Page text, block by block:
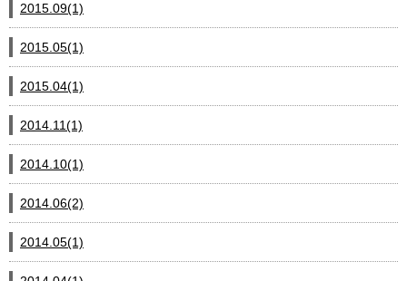
2015.09(1)
2015.05(1)
2015.04(1)
2014.11(1)
2014.10(1)
2014.06(2)
2014.05(1)